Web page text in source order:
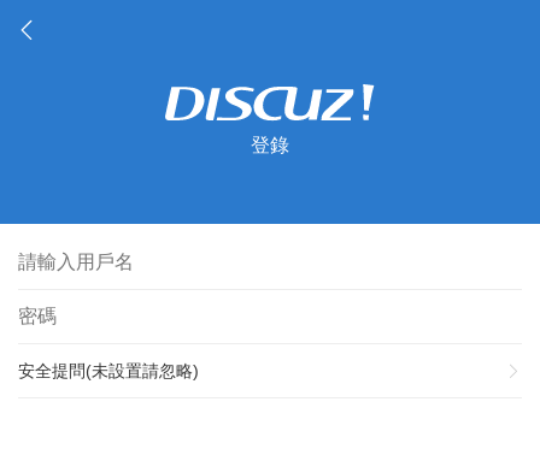
登錄
安全提問(未設置請忽略)